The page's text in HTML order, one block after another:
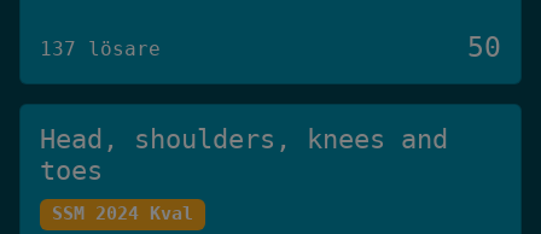
137 lösare 50
Head, shoulders, knees and
toes
SSM 2024 Kval